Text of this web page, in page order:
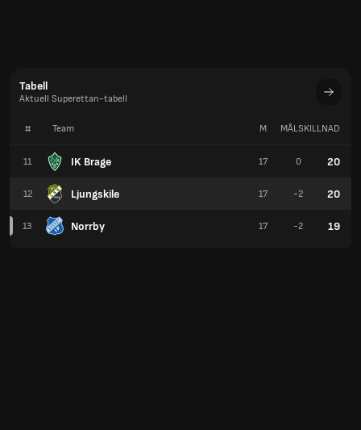
Tabell
Aktuell Superettan-tabell
# Team
11 IK Brage
12 Ljungskile
13 Norrby
M MÅLSKILLNAD
17 0 20
17 -2 20
17 -2 19